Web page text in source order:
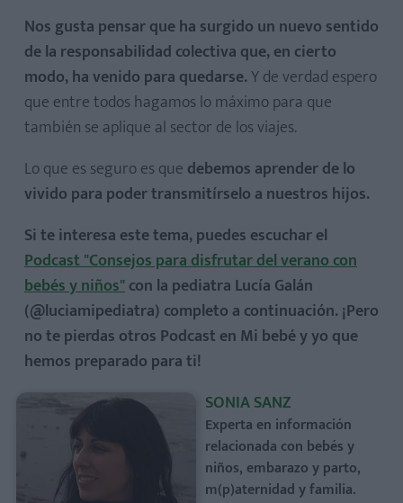
Nos gusta pensar que ha surgido un nuevo sentido
de la responsabilidad colectiva que, en cierto
modo, ha venido para quedarse.Y de verdad espero
que entre todos hagamos lo máximo para que
también se aplique al sector de los viajes.
Lo que es seguro es que debemos aprender de lo
vivido para poder transmitírselo a nuestros hijos.
Si te interesa este tema, puedes escuchar el
Podcast "Consejos para disfrutar del verano con
bebés y niños"con la pediatra Lucía Galán
(@luciamipediatra) completo a continuación. ¡Pero
no te pierdas otros Podcast en Mi bebé y yo que
hemos preparado para ti!
SONIA SANZ
Experta en información
relacionada con bebés y
niños, embarazo y parto,
m(p)aternidad y familia.